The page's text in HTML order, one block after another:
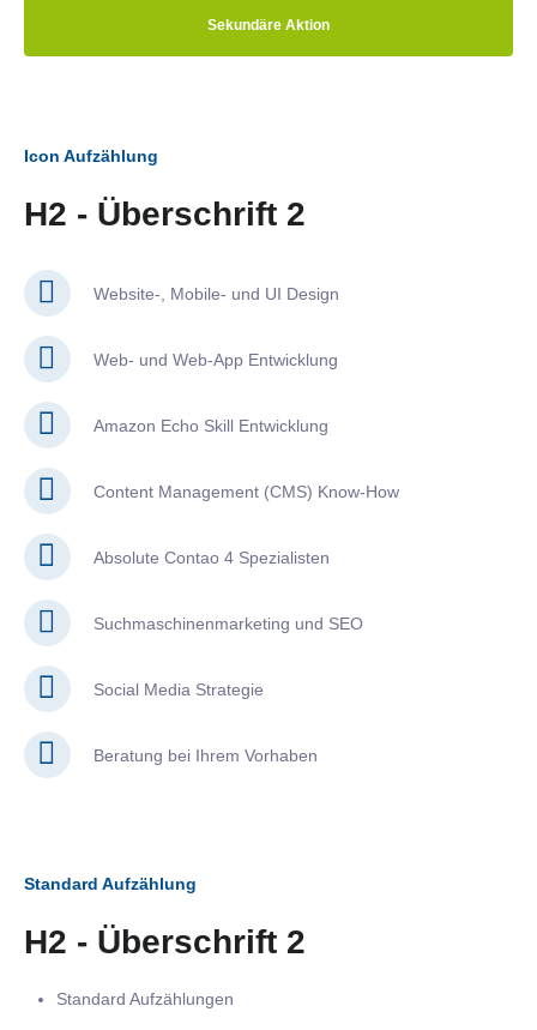
Sekundäre Aktion
Icon Aufzählung
H2 - Überschrift 2
Website-, Mobile- und UI Design
Web- und Web-App Entwicklung
Amazon Echo Skill Entwicklung
Content Management (CMS) Know-How
Absolute Contao 4 Spezialisten
Suchmaschinenmarketing und SEO
Social Media Strategie
Beratung bei Ihrem Vorhaben
Standard Aufzählung
H2 - Überschrift 2
Standard Aufzählungen